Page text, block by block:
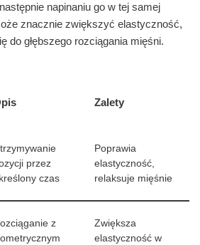
napinaniu go w tej samej
znacznie zwiększyć elastyczność,
do głębszego rozciągania mięśni.
Zalety
przez
czas
Poprawia
elastyczność,
relaksuje mięśnie
z
Zwiększa
elastyczność w